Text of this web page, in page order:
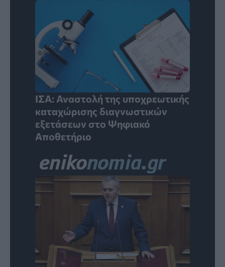
ΙΣΑ: Αναστολή της υποχρεωτικής
καταχώρισης διαγνωστικών
εξετάσεων στο Ψηφιακό
Αποθετήριο